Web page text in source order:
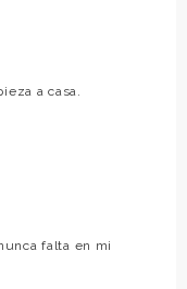
a casa.
falta en mi